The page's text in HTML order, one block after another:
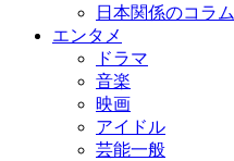
日本関係のコラム
エンタメ
ドラマ
音楽
映画
アイドル
芸能一般